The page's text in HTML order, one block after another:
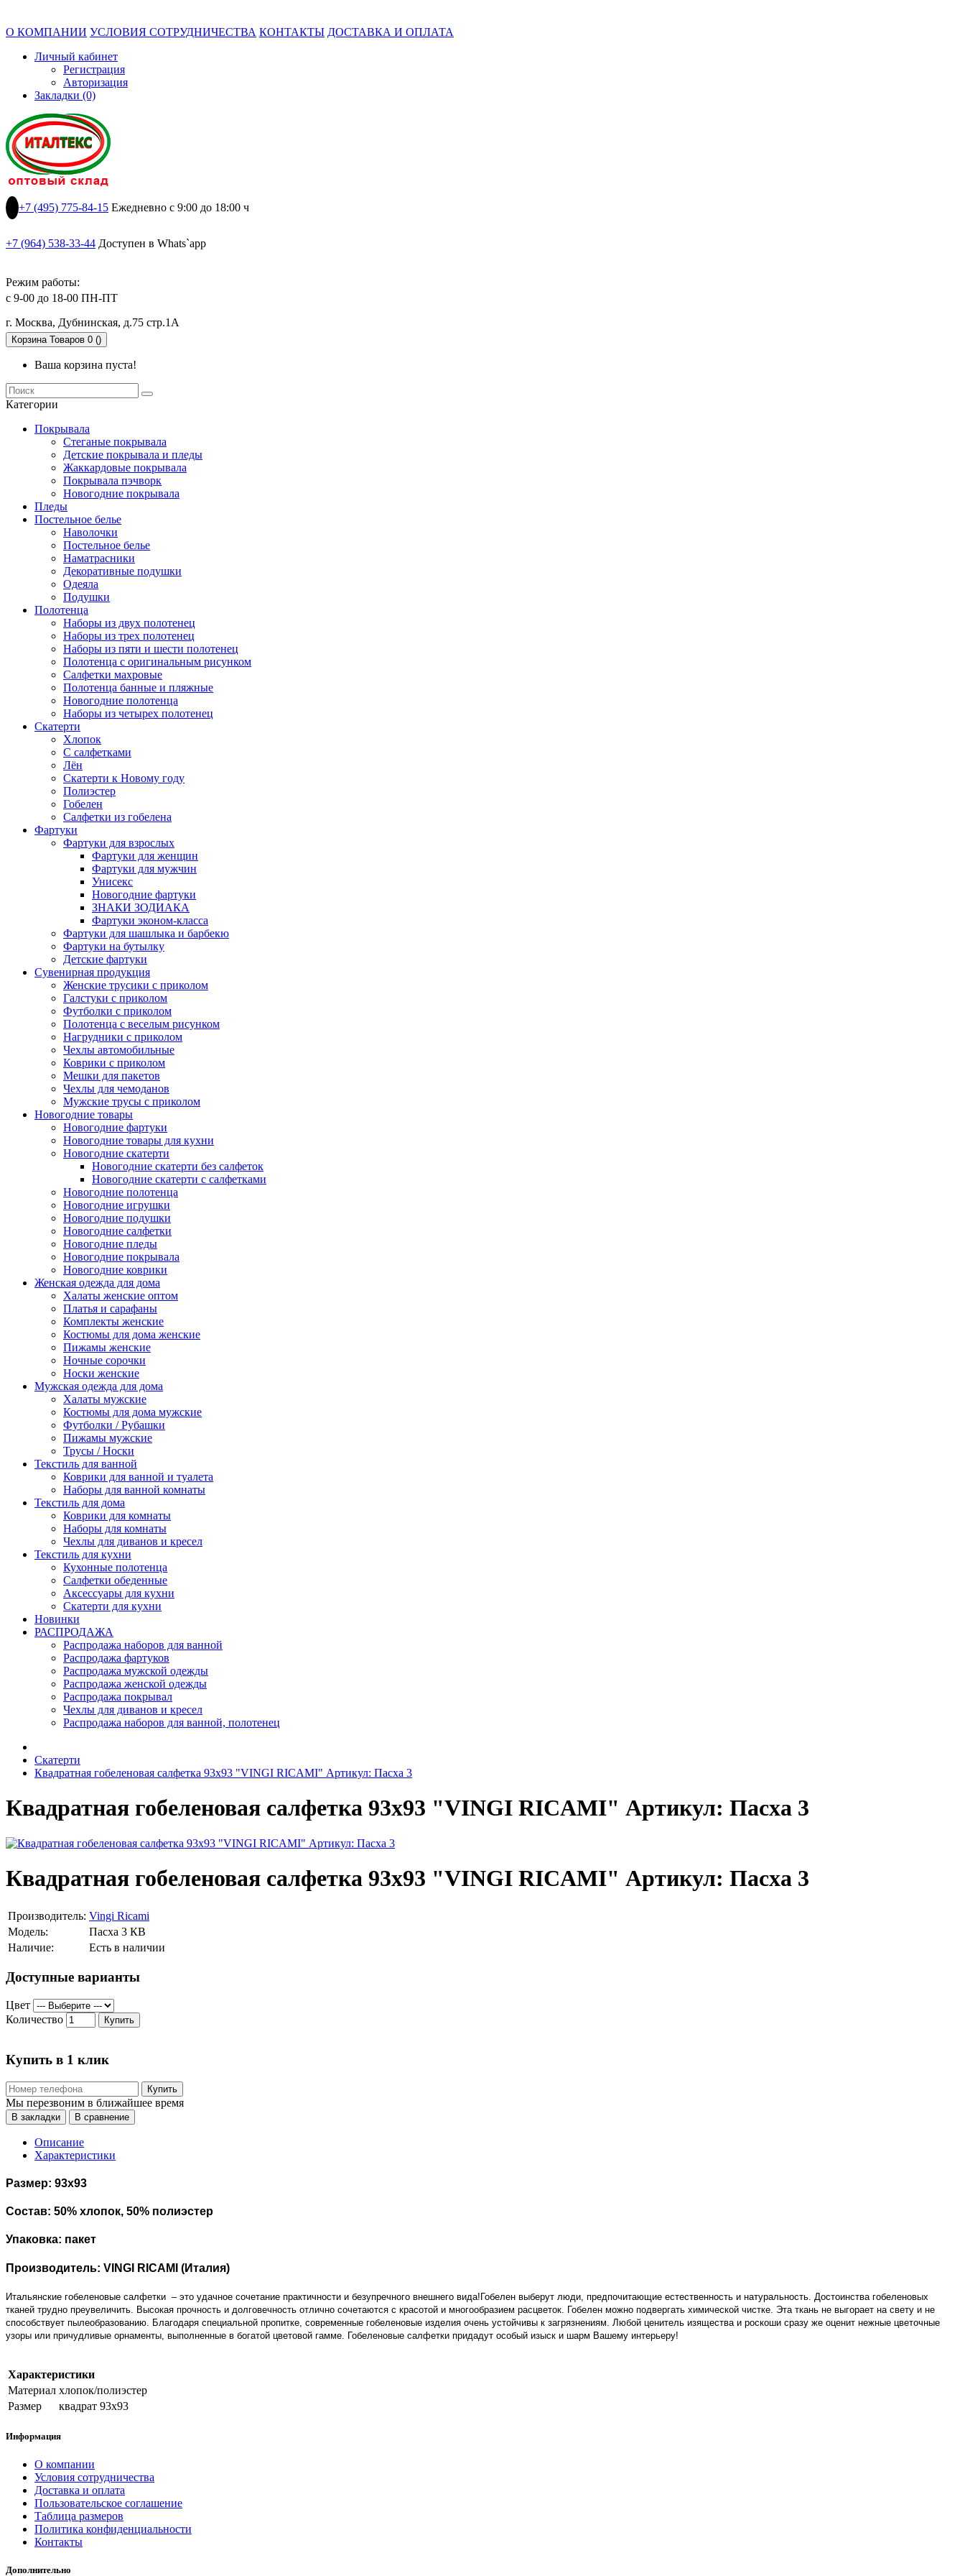
О КОМПАНИИ УСЛОВИЯ СОТРУДНИЧЕСТВА КОНТАКТЫ ДОСТАВКА И ОПЛАТА
Личный кабинет
Регистрация
Авторизация
Закладки (0)
+7 (495) 775-84-15 Ежедневно с 9:00 до 18:00 ч
+7 (964) 538-33-44 Доступен в Whats`app
Режим работы:
с 9-00 до 18-00 ПН-ПТ
г. Москва, Дубнинская, д.75 стр.1А
Корзина Товаров 0 ()
Ваша корзина пуста!
Категории
Покрывала
Стеганые покрывала
Детские покрывала и пледы
Жаккардовые покрывала
Покрывала пэчворк
Новогодние покрывала
Пледы
Постельное белье
Наволочки
Постельное белье
Наматрасники
Декоративные подушки
Одеяла
Подушки
Полотенца
Наборы из двух полотенец
Наборы из трех полотенец
Наборы из пяти и шести полотенец
Полотенца с оригинальным рисунком
Салфетки махровые
Полотенца банные и пляжные
Новогодние полотенца
Наборы из четырех полотенец
Скатерти
Хлопок
С салфетками
Лён
Скатерти к Новому году
Полиэстер
Гобелен
Салфетки из гобелена
Фартуки
Фартуки для взрослых
Фартуки для женщин
Фартуки для мужчин
Унисекс
Новогодние фартуки
ЗНАКИ ЗОДИАКА
Фартуки эконом-класса
Фартуки для шашлыка и барбекю
Фартуки на бутылку
Детские фартуки
Сувенирная продукция
Женские трусики с приколом
Галстуки с приколом
Футболки с приколом
Полотенца с веселым рисунком
Нагрудники с приколом
Чехлы автомобильные
Коврики с приколом
Мешки для пакетов
Чехлы для чемоданов
Мужские трусы с приколом
Новогодние товары
Новогодние фартуки
Новогодние товары для кухни
Новогодние скатерти
Новогодние скатерти без салфеток
Новогодние скатерти с салфетками
Новогодние полотенца
Новогодние игрушки
Новогодние подушки
Новогодние салфетки
Новогодние пледы
Новогодние покрывала
Новогодние коврики
Женская одежда для дома
Халаты женские оптом
Платья и сарафаны
Комплекты женские
Костюмы для дома женские
Пижамы женские
Ночные сорочки
Носки женские
Мужская одежда для дома
Халаты мужские
Костюмы для дома мужские
Футболки / Рубашки
Пижамы мужские
Трусы / Носки
Текстиль для ванной
Коврики для ванной и туалета
Наборы для ванной комнаты
Текстиль для дома
Коврики для комнаты
Наборы для комнаты
Чехлы для диванов и кресел
Текстиль для кухни
Кухонные полотенца
Салфетки обеденные
Аксессуары для кухни
Скатерти для кухни
Новинки
РАСПРОДАЖА
Распродажа наборов для ванной
Распродажа фартуков
Распродажа мужской одежды
Распродажа женской одежды
Распродажа покрывал
Чехлы для диванов и кресел
Распродажа наборов для ванной, полотенец
Скатерти
Квадратная гобеленовая салфетка 93х93 "VINGI RICAMI" Артикул: Пасха 3
Квадратная гобеленовая салфетка 93х93 "VINGI RICAMI" Артикул: Пасха 3
Квадратная гобеленовая салфетка 93х93 "VINGI RICAMI" Артикул: Пасха 3
Производитель: Vingi Ricami
Модель:
Пасха 3 КВ
Наличие:
Есть в наличии
Доступные варианты
Цвет
Количество
Купить
Купить в 1 клик
Купить
Мы перезвоним в ближайшее время
В закладки В сравнение
Описание
Характеристики
Размер: 93х93
Состав: 50% хлопок, 50% полиэстер
Упаковка: пакет
Производитель: VINGI RICAMI (Италия)
Итальянские гобеленовые салфетки – это удачное сочетание практичности и безупречного внешнего вида!Гобелен выберут люди, предпочитающие естественность и натуральность. Достоинства гобеленовых
тканей трудно преувеличить. Высокая прочность и долговечность отлично сочетаются с красотой и многообразием расцветок. Гобелен можно подвергать химической чистке. Эта ткань не выгорает на свету и не
способствует пылеобразованию. Благодаря специальной пропитке, современные гобеленовые изделия очень устойчивы к загрязнениям. Любой ценитель изящества и роскоши сразу же оценит нежные цветочные
узоры или причудливые орнаменты, выполненные в богатой цветовой гамме.
Гобеленовые салфетки придадут особый изыск и шарм Вашему интерьеру!
Характеристики
Материал хлопок/полиэстер
Размер
квадрат 93х93
Информация
О компании
Условия сотрудничества
Доставка и оплата
Пользовательское соглашение
Таблица размеров
Политика конфиденциальности
Контакты
Дополнительно